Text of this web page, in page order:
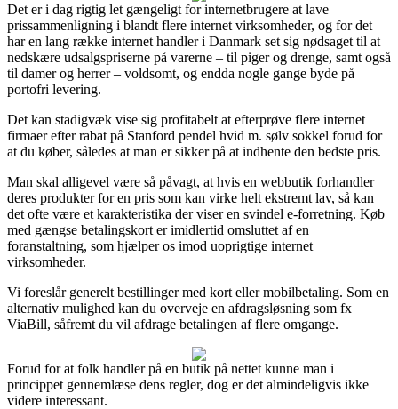
Det er i dag rigtig let gængeligt for internetbrugere at lave
prissammenligning i blandt flere internet virksomheder, og for det
har en lang række internet handler i Danmark set sig nødsaget til at
nedskære udsalgspriserne på varerne – til piger og drenge, samt også
til damer og herrer – voldsomt, og endda nogle gange byde på
portofri levering.
Det kan stadigvæk vise sig profitabelt at efterprøve flere internet
firmaer efter rabat på Stanford pendel hvid m. sølv sokkel forud for
at du køber, således at man er sikker på at indhente den bedste pris.
Man skal alligevel være så påvagt, at hvis en webbutik forhandler
deres produkter for en pris som kan virke helt ekstremt lav, så kan
det ofte være et karakteristika der viser en svindel e-forretning. Køb
med gængse betalingskort er imidlertid omsluttet af en
foranstaltning, som hjælper os imod uoprigtige internet
virksomheder.
Vi foreslår generelt bestillinger med kort eller mobilbetaling. Som en
alternativ mulighed kan du overveje en afdragsløsning som fx
ViaBill, såfremt du vil afdrage betalingen af flere omgange.
Forud for at folk handler på en butik på nettet kunne man i
princippet gennemlæse dens regler, dog er det almindeligvis ikke
videre interessant.